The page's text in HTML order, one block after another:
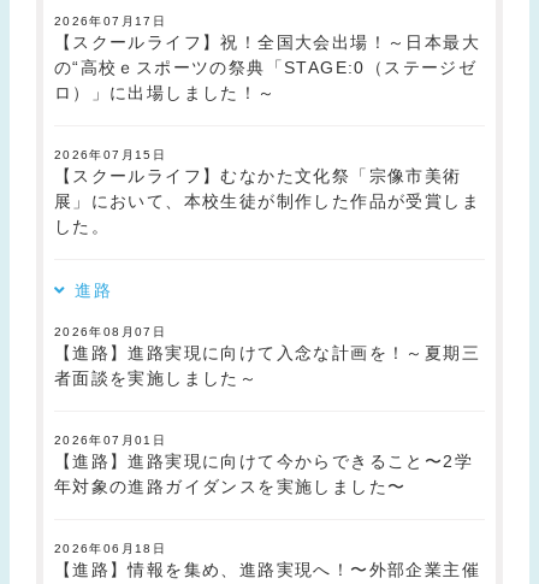
2026年07月17日
【スクールライフ】祝！全国大会出場！～日本最大
の“高校ｅスポーツの祭典「STAGE:0（ステージゼ
ロ）」に出場しました！～
2026年07月15日
【スクールライフ】むなかた文化祭「宗像市美術
展」において、本校生徒が制作した作品が受賞しま
した。
進路
2026年08月07日
【進路】進路実現に向けて入念な計画を！～夏期三
者面談を実施しました～
2026年07月01日
【進路】進路実現に向けて今からできること〜2学
年対象の進路ガイダンスを実施しました〜
2026年06月18日
【進路】情報を集め、進路実現へ！〜外部企業主催